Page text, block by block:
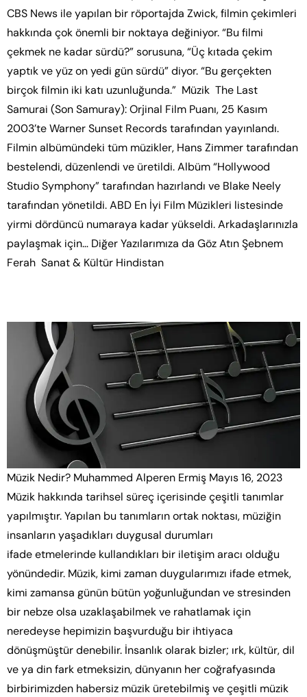
CBS News ile yapılan bir röportajda Zwick, filmin çekimleri
hakkında çok önemli bir noktaya değiniyor. “Bu filmi
çekmek ne kadar sürdü?” sorusuna, “Üç kıtada çekim
yaptık ve yüz on yedi gün sürdü” diyor. “Bu gerçekten
birçok filmin iki katı uzunluğunda.” Müzik The Last
Samurai (Son Samuray): Orjinal Film Puanı, 25 Kasım
2003’te Warner Sunset Records tarafından yayınlandı.
Filmin albümündeki tüm müzikler, Hans Zimmer tarafından
bestelendi, düzenlendi ve üretildi. Albüm “Hollywood
Studio Symphony” tarafından hazırlandı ve Blake Neely
tarafından yönetildi. ABD En İyi Film Müzikleri listesinde
yirmi dördüncü numaraya kadar yükseldi. Arkadaşlarınızla
paylaşmak için…​ Diğer Yazılarımıza da Göz Atın​ Şebnem
Ferah Sanat & Kültür Hindistan
Müzik Nedir? Muhammed Alperen Ermiş Mayıs 16, 2023
Müzik hakkında tarihsel süreç içerisinde çeşitli tanımlar
yapılmıştır. Yapılan bu tanımların ortak noktası, müziğin
insanların yaşadıkları duygusal durumları
ifade etmelerinde kullandıkları bir iletişim aracı olduğu
yönündedir. Müzik, kimi zaman duygularımızı ifade etmek,
kimi zamansa günün bütün yoğunluğundan ve stresinden
bir nebze olsa uzaklaşabilmek ve rahatlamak için
neredeyse hepimizin başvurduğu bir ihtiyaca
dönüşmüştür denebilir. İnsanlık olarak bizler; ırk, kültür, dil
ve ya din fark etmeksizin, dünyanın her coğrafyasında
birbirimizden habersiz müzik üretebilmiş ve çeşitli müzik